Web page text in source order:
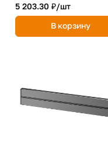
5 203.30 ₽/шт
В корзину